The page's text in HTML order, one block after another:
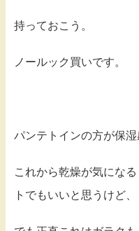
持っておこう。
ノールック買いです。
パンテトインの方が保湿
これから乾燥が気にな
トでもいいと思うけど、